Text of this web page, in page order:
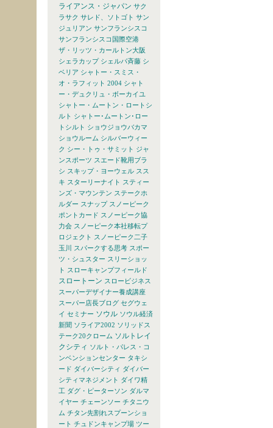
ライアンス・ジャパン サク
ラサク サレド、ソトゴト サン
ジュリアン サンフランシスコ
サンフランシスコ国際空港
ザ・リッツ・カールトン大阪
シェラカップ シェルパ斉藤 シ
ベリア シャトー・スミス・
オ・ラフィット 2004 シャト
ー・デュクリュ・ボーカイユ
シャトー・ムートン・ロートシ
ルト シャトー･ムートン･ロー
トシルト ショウジョウバカマ
ショウルーム シルバーウィー
ク シー・トゥ・サミット ジャ
ンスポーツ スエード靴用ブラ
シ スキップ・ヨーウェル スス
キ スターリーナイト スティー
ンズ・マウンテン ステークホ
ルダー スナップ スノーピーク
ポントカード スノーピーク協
力会 スノーピーク本社移転プ
ロジェクト スノーピーク二子
玉川
スパークする思考 スポー
ツ・シュスター スリーショッ
ト スローキャンプフィールド
スロートーン スロービジネス
スーパーデザイナー養成講座
スーパー店長ブログ セグウェ
イ セミナー ソウル ソウル経済
新聞 ソライア2002 ソリッドス
テーク20クローム ソルトレイ
クシティ ソルト・パレス・コ
ンベンションセンター タキシ
ード ダイバーシティ ダイバー
シティマネジメント ダイワ精
工 ダグ・ピーターソン ダルマ
イヤー チェーンソー チタニウ
ム チタン先割れスプーンショ
ート チュドンキャンプ場 ツー